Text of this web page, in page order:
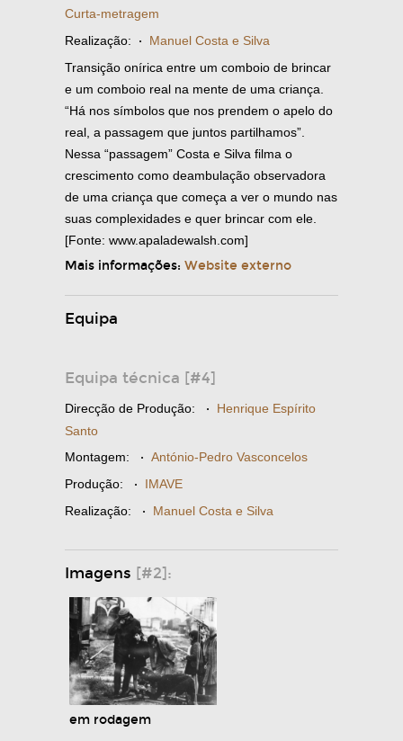
Curta-metragem
Realização: · Manuel Costa e Silva
Transição onírica entre um comboio de brincar
e um comboio real na mente de uma criança.
“Há nos símbolos que nos prendem o apelo do
real, a passagem que juntos partilhamos”.
Nessa “passagem” Costa e Silva filma o
crescimento como deambulação observadora
de uma criança que começa a ver o mundo nas
suas complexidades e quer brincar com ele.
[Fonte: www.apaladewalsh.com]
Mais informações: Website externo
Equipa
Equipa técnica [#4]
Direcção de Produção: · Henrique Espírito
Santo
Montagem: · António-Pedro Vasconcelos
Produção: · IMAVE
Realização: · Manuel Costa e Silva
Imagens [#2]:
em rodagem